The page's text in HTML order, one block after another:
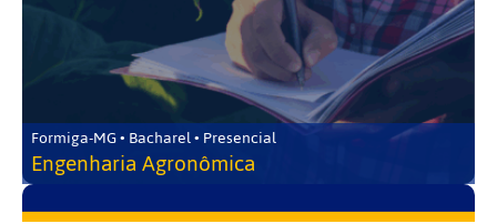
Formiga-MG • Bacharel • Presencial
Engenharia Agronômica